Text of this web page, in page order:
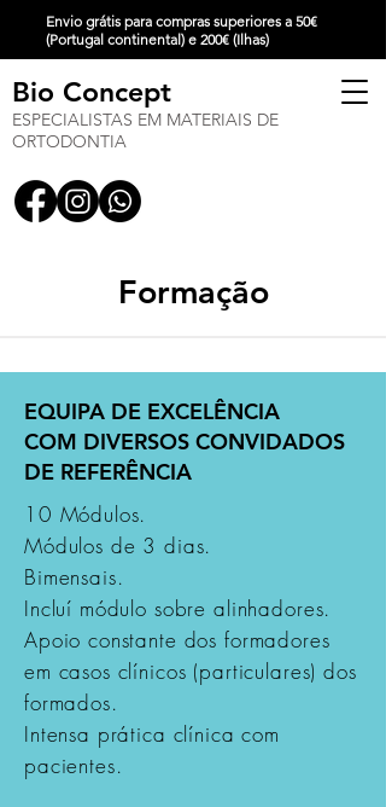
Envio grátis para compras superiores a 50€
(Portugal continental) e 200€ (Ilhas)
Bio Concept
ESPECIALISTAS EM MATERIAIS DE
ORTODONTIA
Formação
EQUIPA DE EXCELÊNCIA
COM DIVERSOS CONVIDADOS
DE REFERÊNCIA
10 Módulos.
Módulos de 3 dias.
Bimensais.
Incluí módulo sobre alinhadores.
Apoio constante dos formadores
em casos clínicos (particulares) dos
formados.
Intensa prática clínica com
pacientes.